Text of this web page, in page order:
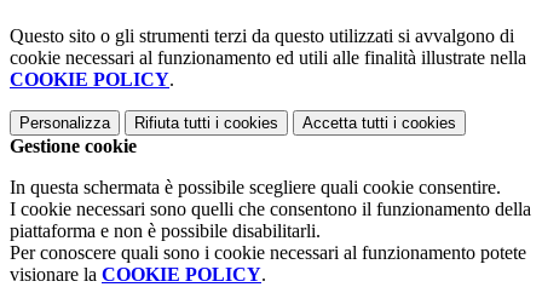
Questo sito o gli strumenti terzi da questo utilizzati si avvalgono di
cookie necessari al funzionamento ed utili alle finalità illustrate nella
COOKIE POLICY.
Personalizza Rifiuta tutti i cookies Accetta tutti i cookies
Gestione cookie
In questa schermata è possibile scegliere quali cookie consentire.
I cookie necessari sono quelli che consentono il funzionamento della
piattaforma e non è possibile disabilitarli.
Per conoscere quali sono i cookie necessari al funzionamento potete
visionare la COOKIE POLICY.